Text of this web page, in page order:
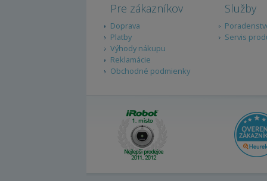
Pre zákazníkov
Doprava
Platby
Výhody nákupu
Reklamácie
Obchodné podmienky
Služby
Servis